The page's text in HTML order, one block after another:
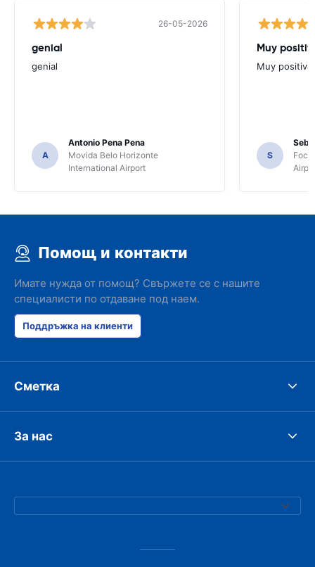
26-05-2026
genial
genial
A
Antonio Pena Pena
Movida Belo Horizonte
International Airport
Muy
Muy positiva
S
Foco
Помощ и контакти
Имате нужда от помощ? Свържете се с нашите
специалисти по отдаване под наем.
Поддръжка на клиенти
Сметка
За нас